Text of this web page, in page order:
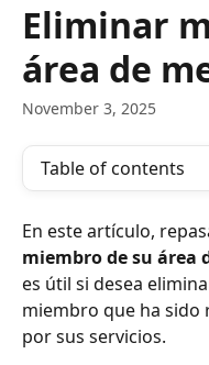
Eliminar
área de
November 3, 2025
Table of contents
En este artículo,
miembro de su área
es útil si desea
miembro que ha sido
por sus servicios.